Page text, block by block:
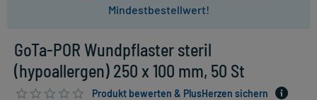
Mindestbestellwert!
GoTa-POR Wundpflaster steril
(hypoallergen) 250 x 100 mm, 50 St
Produkt bewerten & PlusHerzen sichern